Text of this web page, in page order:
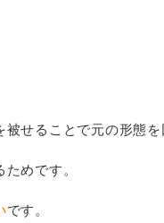
せることで元の形態を
めです。
です。